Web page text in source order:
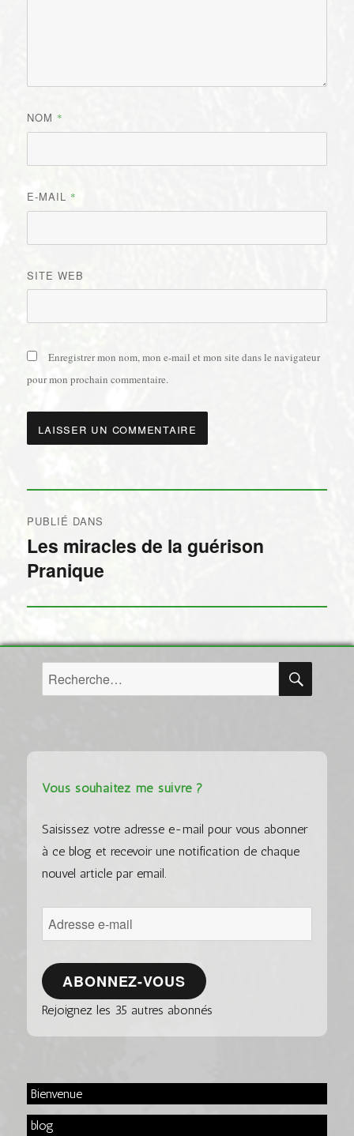
NOM *
E-MAIL *
SITE WEB
Enregistrer mon nom, mon e-mail et mon site dans le navigateur
pour mon prochain commentaire.
de
l’article
PUBLIÉ DANS
Les miracles de la guérison
Pranique
Vous souhaitez me suivre ?
Saisissez votre adresse e-mail pour vous abonner
à ce blog et recevoir une notification de chaque
nouvel article par email.
Adresse
e-
mail
ABONNEZ-VOUS
Rejoignez les 35 autres abonnés
Bienvenue
blog